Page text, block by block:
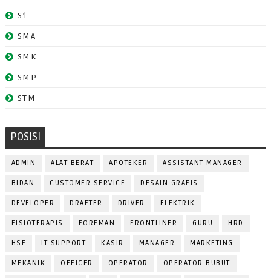
S1
SMA
SMK
SMP
STM
POSISI
ADMIN ALAT BERAT APOTEKER ASSISTANT MANAGER
BIDAN CUSTOMER SERVICE DESAIN GRAFIS
DEVELOPER DRAFTER DRIVER ELEKTRIK
FISIOTERAPIS FOREMAN FRONTLINER GURU HRD
HSE IT SUPPORT KASIR MANAGER MARKETING
MEKANIK OFFICER OPERATOR OPERATOR BUBUT